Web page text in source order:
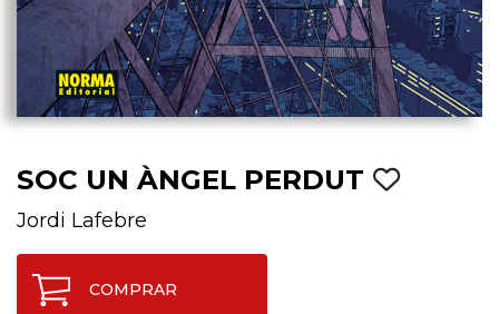
SOC UN ÀNGEL PERDUT
Jordi Lafebre
COMPRAR